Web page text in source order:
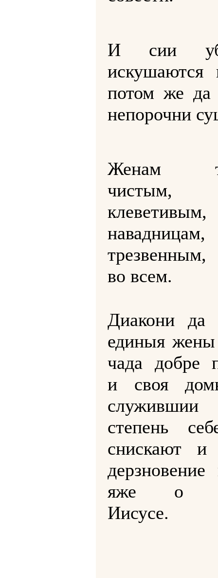
И сии
искушаются
потом же да
непорочни
Женам
навадницам,
во всем.
Диакони да
единыя
чада добре
и своя
степень
снискают и
яже о
Иисусе.